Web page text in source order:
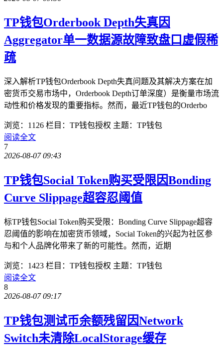
TP钱包Orderbook Depth失真因
Aggregator单一数据源故障致盘口虚假稀
疏
深入解析TP钱包Orderbook Depth失真问题及其解决方案在加
密货币交易市场中，Orderbook Depth订单深度）是衡量市场流
动性和价格发现的重要指标。然而，最近TP钱包的Orderbo
浏览：1126 栏目：TP钱包授权 主题：TP钱包
阅读全文
7
2026-08-07 09:43
TP钱包Social Token购买受限因Bonding
Curve Slippage超容忍阈值
标TP钱包Social Token购买受限：Bonding Curve Slippage超容
忍阈值的影响在加密货币领域，Social Token的兴起为社区参
与和个人品牌化带来了新的可能性。然而，近期
浏览：1423 栏目：TP钱包授权 主题：TP钱包
阅读全文
8
2026-08-07 09:17
TP钱包测试币余额残留因Network
Switch未清除LocalStorage缓存